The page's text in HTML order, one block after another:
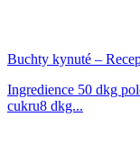
Buchty kynuté –
Ingredience 50 dkg
cukru8 dkg...